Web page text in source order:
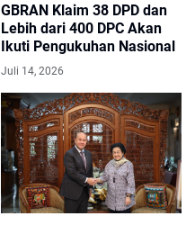
GBRAN Klaim 38 DPD dan
Lebih dari 400 DPC Akan
Ikuti Pengukuhan Nasional
Juli 14, 2026